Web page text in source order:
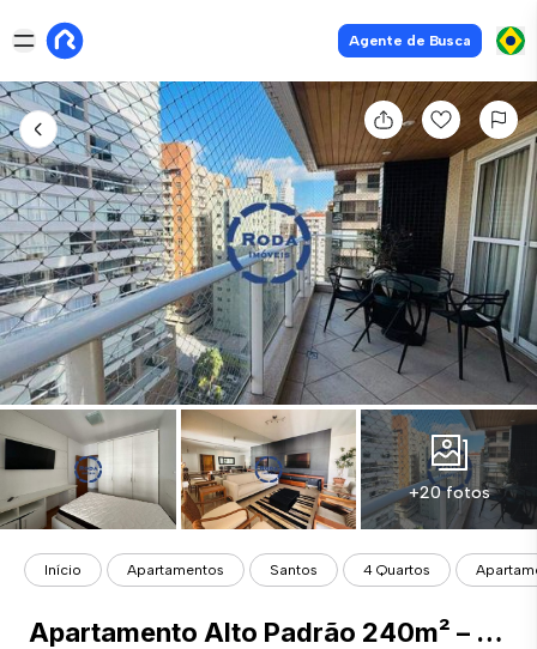
Agente de Busca
+20 fotos
Início Apartamentos Santos 4 Quartos
Apartamento Alto Padrão 240m² – 4 Suítes, 3 Vagas, Lazer Completo – Gonzaga, Santos/SP